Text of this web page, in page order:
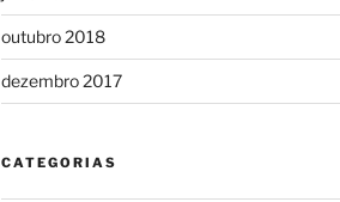
outubro 2018
dezembro 2017
CATEGORIAS